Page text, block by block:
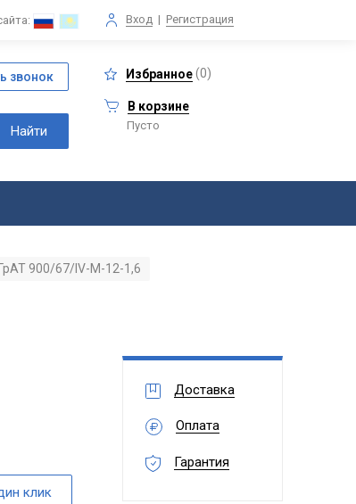
Вход | Регистрация
Избранное(0)
В корзине
Пусто
900/67/IV-М-12-1,6
Доставка
Оплата
Гарантия